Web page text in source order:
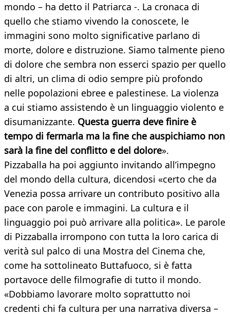
mondo – ha detto il Patriarca -. La cronaca di
quello che stiamo vivendo la conoscete, le
immagini sono molto significative parlano di
morte, dolore e distruzione. Siamo talmente pieno
di dolore che sembra non esserci spazio per quello
di altri, un clima di odio sempre più profondo
nelle popolazioni ebree e palestinese. La violenza
a cui stiamo assistendo è un linguaggio violento e
disumanizzante. Questa guerra deve finire è
tempo di fermarla ma la fine che auspichiamo non
sarà la fine del conflitto e del dolore».
Pizzaballa ha poi aggiunto invitando all’impegno
del mondo della cultura, dicendosi «certo che da
Venezia possa arrivare un contributo positivo alla
pace con parole e immagini. La cultura e il
linguaggio poi può arrivare alla politica». Le parole
di Pizzaballa irrompono con tutta la loro carica di
verità sul palco di una Mostra del Cinema che,
come ha sottolineato Buttafuoco, si è fatta
portavoce delle filmografie di tutto il mondo.
«Dobbiamo lavorare molto soprattutto noi
credenti chi fa cultura per una narrativa diversa –